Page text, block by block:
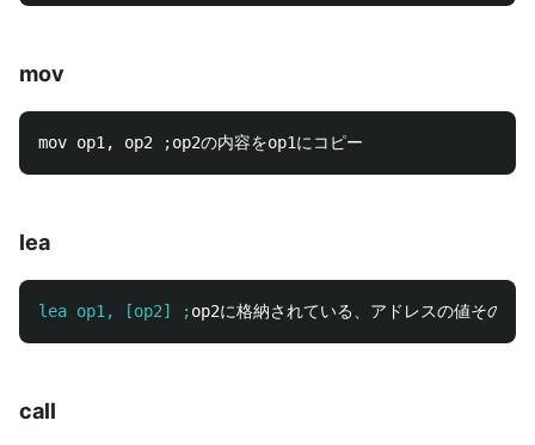
mov
mov op1, op2 ;
lea
lea op1, [op2] ;
call